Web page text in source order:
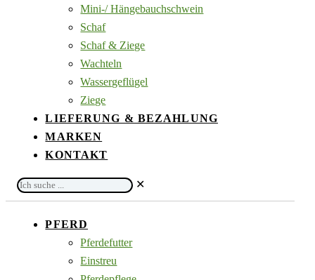
Mini-/ Hängebauchschwein
Schaf
Schaf & Ziege
Wachteln
Wassergeflügel
Ziege
LIEFERUNG & BEZAHLUNG
MARKEN
KONTAKT
Ich
suche
✕
PFERD
Pferdefutter
Einstreu